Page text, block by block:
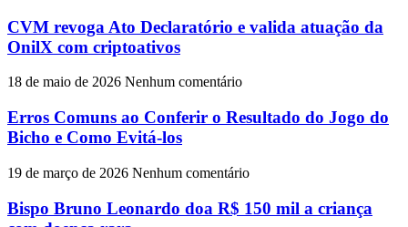
CVM revoga Ato Declaratório e valida atuação da
OnilX com criptoativos
18 de maio de 2026 Nenhum comentário
Erros Comuns ao Conferir o Resultado do Jogo do
Bicho e Como Evitá-los
19 de março de 2026 Nenhum comentário
Bispo Bruno Leonardo doa R$ 150 mil a criança